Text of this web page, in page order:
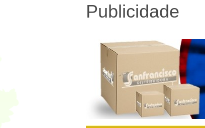
Publicidade